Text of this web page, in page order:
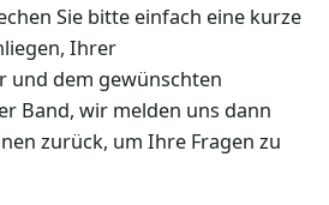
Sie bitte einfach eine kurze
Ihrer
und dem gewünschten
Band, wir melden uns dann
zurück, um Ihre Fragen zu